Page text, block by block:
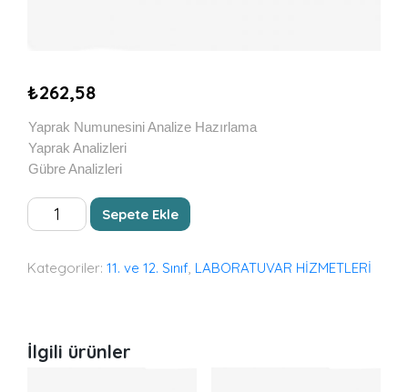
₺262,58
Yaprak Numunesini Analize Hazırlama
Yaprak Analizleri
Gübre Analizleri
YAPRAK
VE
ANALİZLERİ
Sepete Ekle
Kategoriler: 11. ve 12. Sınıf, LABORATUVAR HİZMETLERİ
İlgili ürünler